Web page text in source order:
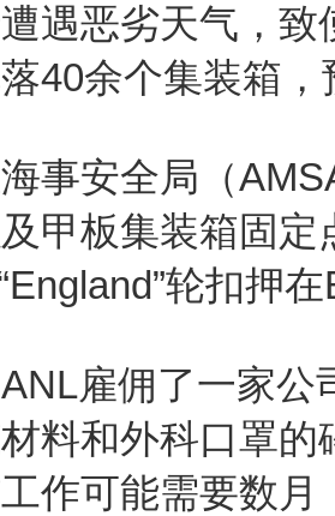
遇恶劣天气，
40余个集装箱
事安全局（
甲板集装箱固
轮扣押
雇佣了一家
料和外科口罩
作可能需要数